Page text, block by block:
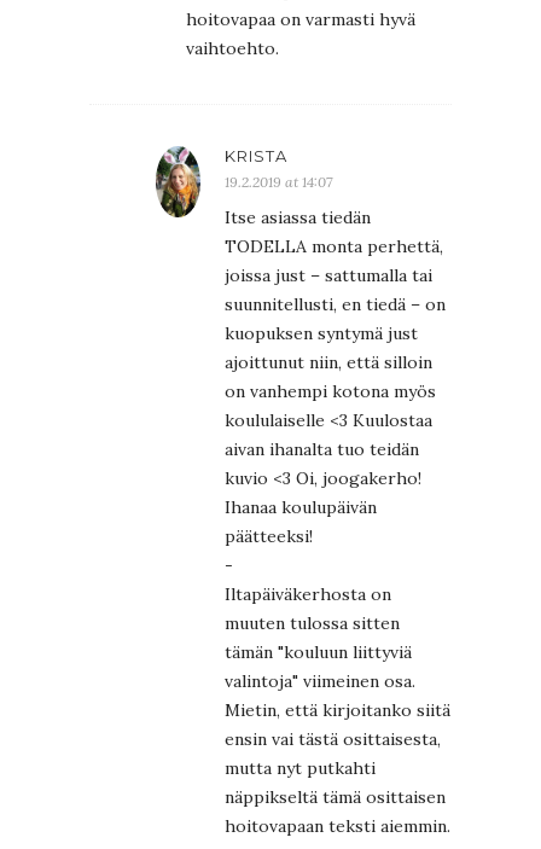
hoitovapaa on varmasti hyvä
vaihtoehto.
KRISTA
19.2.2019 at 14:07
Itse asiassa tiedän
TODELLA monta perhettä,
joissa just – sattumalla tai
suunnitellusti, en tiedä – on
kuopuksen syntymä just
ajoittunut niin, että silloin
on vanhempi kotona myös
koululaiselle <3 Kuulostaa
aivan ihanalta tuo teidän
kuvio <3 Oi, joogakerho!
Ihanaa koulupäivän
päätteeksi!
-
Iltapäiväkerhosta on
muuten tulossa sitten
tämän "kouluun liittyviä
valintoja" viimeinen osa.
Mietin, että kirjoitanko siitä
ensin vai tästä osittaisesta,
mutta nyt putkahti
näppikseltä tämä osittaisen
hoitovapaan teksti aiemmin.